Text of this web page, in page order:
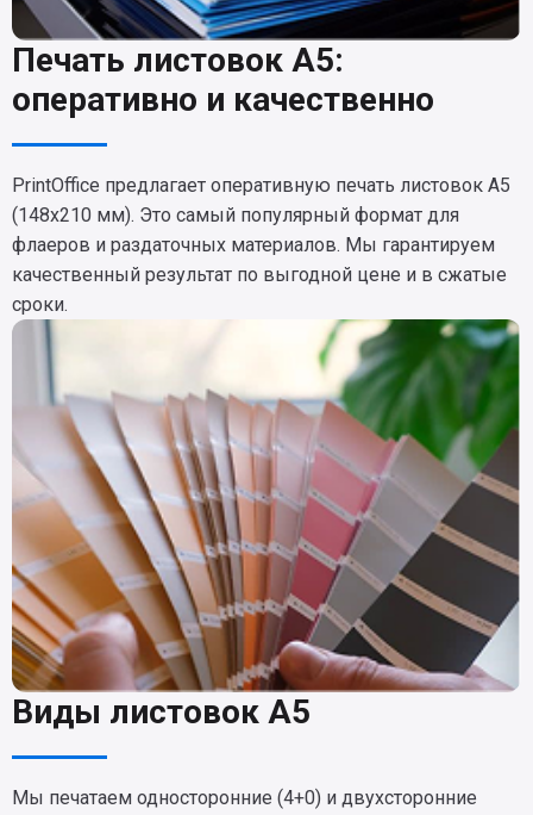
Печать листовок A5:
оперативно и качественно
PrintOffice предлагает оперативную печать листовок A5
(148х210 мм). Это самый популярный формат для
флаеров и раздаточных материалов. Мы гарантируем
качественный результат по выгодной цене и в сжатые
сроки.
Виды листовок A5
Мы печатаем односторонние (4+0) и двухсторонние